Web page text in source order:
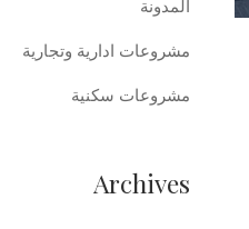
المدونة
مشروعات ادارية وتجارية
مشروعات سكنية
Archives